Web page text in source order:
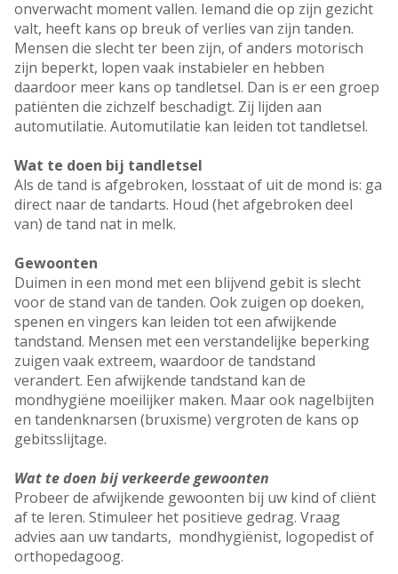
onverwacht moment vallen. Iemand die op zijn gezicht
valt, heeft kans op breuk of verlies van zijn tanden.
Mensen die slecht ter been zijn, of anders motorisch
zijn beperkt, lopen vaak instabieler en hebben
daardoor meer kans op tandletsel. Dan is er een groep
patiënten die zichzelf beschadigt. Zij lijden aan
automutilatie. Automutilatie kan leiden tot tandletsel.
Wat te doen bij tandletsel
Als de tand is afgebroken, losstaat of uit de mond is: ga
direct naar de tandarts. Houd (het afgebroken deel
van) de tand nat in melk.
Gewoonten
Duimen in een mond met een blijvend gebit is slecht
voor de stand van de tanden. Ook zuigen op doeken,
spenen en vingers kan leiden tot een afwijkende
tandstand. Mensen met een verstandelijke beperking
zuigen vaak extreem, waardoor de tandstand
verandert. Een afwijkende tandstand kan de
mondhygiëne moeilijker maken. Maar ook nagelbijten
en tandenknarsen (bruxisme) vergroten de kans op
gebitsslijtage.
Wat te doen bij verkeerde gewoonten
Probeer de afwijkende gewoonten bij uw kind of cliënt
af te leren. Stimuleer het positieve gedrag. Vraag
advies aan uw tandarts, mondhygiënist, logopedist of
orthopedagoog.